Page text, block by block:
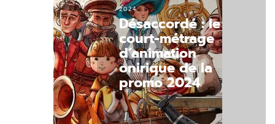
2024
Désaccordé : le
court-métrage
d’animation
onirique de la
promo 2024